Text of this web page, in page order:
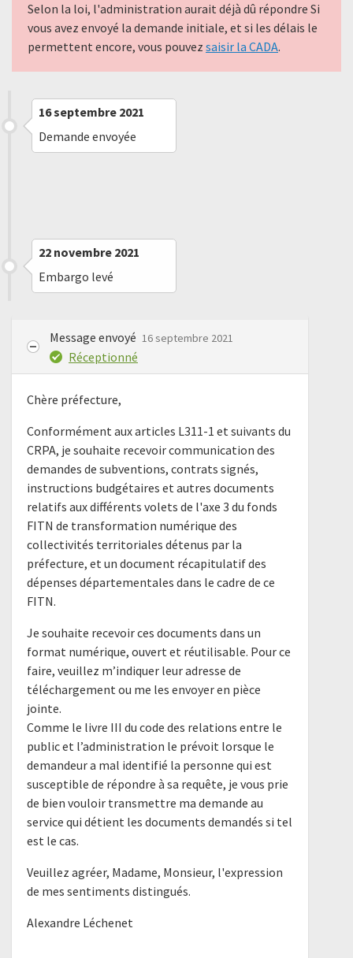
Selon la loi, l'administration aurait déjà dû répondre Si
vous avez envoyé la demande initiale, et si les délais le
permettent encore, vous pouvez saisir la CADA.
16 septembre 2021
Demande envoyée
22 novembre 2021
Embargo levé
Message envoyé 16 septembre 2021
Réceptionné
Chère préfecture,
Conformément aux articles L311-1 et suivants du
CRPA, je souhaite recevoir communication des
demandes de subventions, contrats signés,
instructions budgétaires et autres documents
relatifs aux différents volets de l'axe 3 du fonds
FITN de transformation numérique des
collectivités territoriales détenus par la
préfecture, et un document récapitulatif des
dépenses départementales dans le cadre de ce
FITN.
Je souhaite recevoir ces documents dans un
format numérique, ouvert et réutilisable. Pour ce
faire, veuillez m’indiquer leur adresse de
téléchargement ou me les envoyer en pièce
jointe.
Comme le livre III du code des relations entre le
public et l’administration le prévoit lorsque le
demandeur a mal identifié la personne qui est
susceptible de répondre à sa requête, je vous prie
de bien vouloir transmettre ma demande au
service qui détient les documents demandés si tel
est le cas.
Veuillez agréer, Madame, Monsieur, l'expression
de mes sentiments distingués.
Alexandre Léchenet